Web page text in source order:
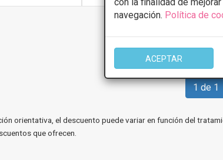
navegación. Política de
ACEPTAR
1 de 1
orientativa, el descuento puede variar en función del
que ofrecen.